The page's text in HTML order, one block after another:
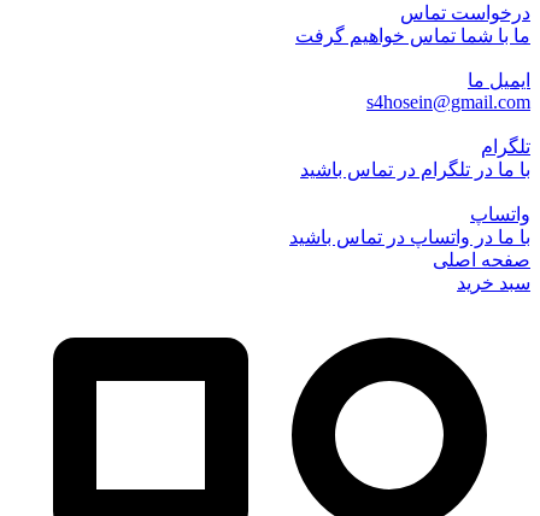
درخواست تماس
ما با شما تماس خواهیم گرفت
ایمیل ما
s4hosein@gmail.com
تلگرام
با ما در تلگرام در تماس باشید
واتساپ
با ما در واتساپ در تماس باشید
صفحه اصلی
سبد خرید